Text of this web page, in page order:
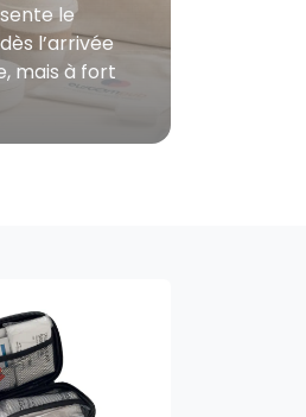
le
l’arrivée
mais à fort